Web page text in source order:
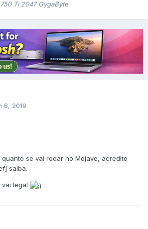
Ti 2047 GygaByte
8, 2019
se vai rodar no Mojave, acredito
saiba.
vai legal